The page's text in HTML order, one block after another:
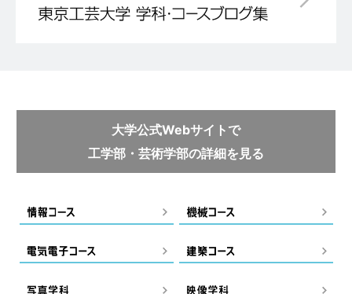
大学公式Webサイトで
工学部・芸術学部の詳細を見る